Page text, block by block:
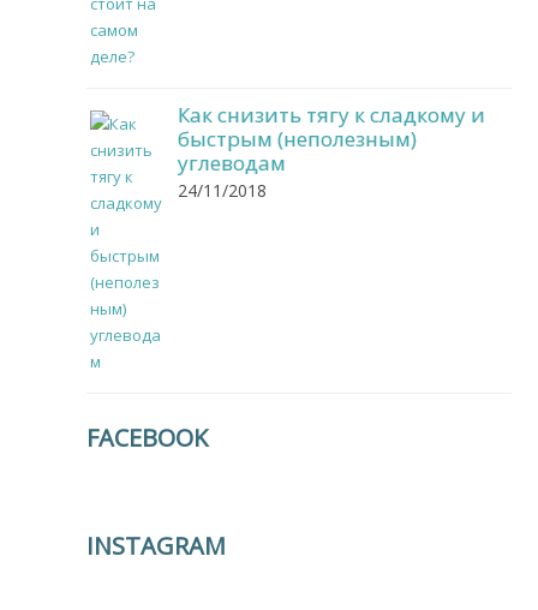
Как снизить тягу к сладкому и
быстрым (неполезным)
углеводам
24/11/2018
FACEBOOK
INSTAGRAM